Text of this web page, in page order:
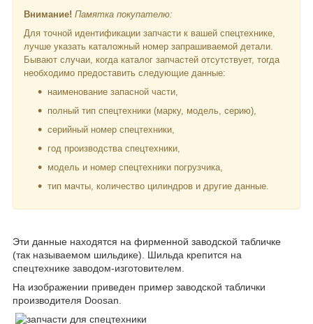
Внимание! Памятка покупателю:
Для точной идентификации запчасти к вашей спецтехнике,
лучше указать каталожный номер запрашиваемой детали.
Бывают случаи, когда каталог запчастей отсутствует, тогда
необходимо предоставить следующие данные:
наименование запасной части,
полный тип спецтехники (марку, модель, серию),
серийный номер спецтехники,
год производства спецтехники,
модель и номер спецтехники погрузчика,
тип мачты, количество цилиндров и другие данные.
Эти данные находятся на фирменной заводской табличке
(так называемом шильдике). Шильда крепится на
спецтехнике заводом-изготовителем.
На изображении приведен пример заводской таблички
производителя Doosan.